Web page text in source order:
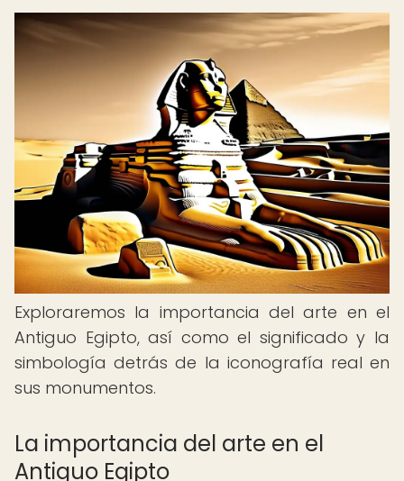
Exploraremos la importancia del arte en el
Antiguo Egipto, así como el significado y la
simbología detrás de la iconografía real en
sus monumentos.
La importancia del arte en el
Antiguo Egipto